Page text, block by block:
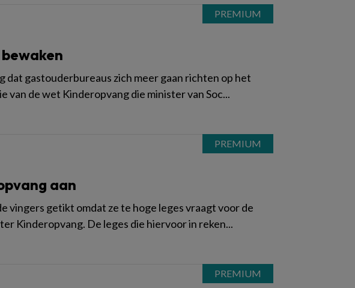
gastouderbureaus zich meer gaan richten op het
van de wet Kinderopvang die minister van Soc...
aan
vingers getikt omdat ze te hoge leges vraagt voor de
Kinderopvang. De leges die hiervoor in reken...